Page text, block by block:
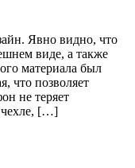
Явно видно, что
виде, а также
материала был
что позволяет
не теряет
чехле, […]